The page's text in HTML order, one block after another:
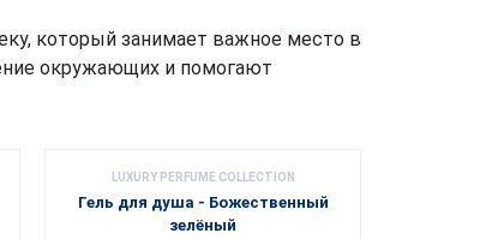
который занимает важное место в
окружающих и помогают
LUXURY PERFUME COLLECTION
Гель для душа - Божественный
зелёный